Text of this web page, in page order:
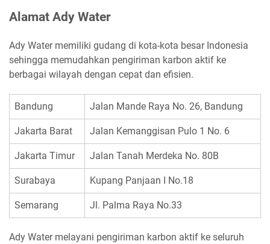
Alamat Ady Water
Ady Water memiliki gudang di kota-kota besar Indonesia
sehingga memudahkan pengiriman karbon aktif ke
berbagai wilayah dengan cepat dan efisien.
Bandung Jalan Mande Raya No. 26, Bandung
Jakarta Barat Jalan Kemanggisan Pulo 1 No. 6
Jakarta Timur Jalan Tanah Merdeka No. 80B
Surabaya Kupang Panjaan I No.18
Semarang Jl. Palma Raya No.33
Ady Water melayani pengiriman karbon aktif ke seluruh